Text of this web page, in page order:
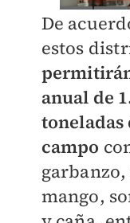
De
estos
anual de
campo
mango,